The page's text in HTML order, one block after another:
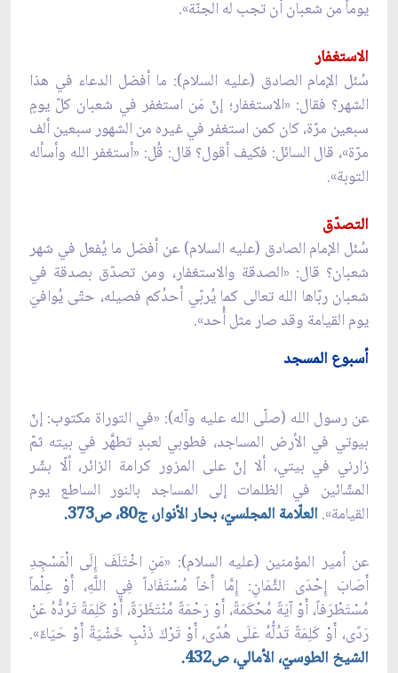
يوماً من شعبان أن تجب له الجنّة».
الاستغفار
سُئل الإمام الصادق (عليه السلام): ما أفضل الدعاء في هذا
الشهر؟ فقال: «الاستغفار؛ إنّ مَن استغفر في شعبان كلّ يومٍ
سبعين مرّة، كان كمن استغفر في غيره من الشهور سبعين ألف
مرّة»، قال السائل: فكيف أقول؟ قال: قُل: «أستغفر الله وأسأله
التوبة».
التصدّق
سُئل الإمام الصادق (عليه السلام) عن أفضل ما يُفعل في شهر
شعبان؟ قال: «الصدقة والاستغفار، ومن تصدّق بصدقة في
شعبان ربّاها الله تعالى كما يُربّي أحدُكم فصيله، حتّى يُوافيَ
يوم القيامة وقد صار مثل أُحد».
أسبوع المسجد
عن رسول الله (صلّى الله عليه وآله): «في التوراة مكتوب: إنّ
بيوتي في الأرض المساجد، فطوبي لعبدٍ تطهَّر في بيته ثمّ
زارني في بيتي، ألا إنّ على المزور كرامة الزائر، ألّا بشّر
المشّائين في الظلمات إلى المساجد بالنور الساطع يوم
القيامة».العلّامة المجلسيّ، بحار الأنوار، ج80، ص373.
عن أمير المؤمنين (عليه السلام): «مَنِ‏ اخْتَلَفَ‏ إِلَى‏ الْمَسْجِدِ
أَصَابَ إِحْدَى الثَّمَانِ: إِمَّا أَخاً مُسْتَفَاداً فِي اللَّهِ، أَوْ عِلْماً
مُسْتَطْرَفاً، أَوْ آيَةً مُحْكَمَةً، أَوْ رَحْمَةً مُنْتَظَرَةً، أَوْ كَلِمَةً تَرُدُّهُ عَنْ
رَدًى، أَوْ كَلِمَةً تَدُلُّهُ عَلَى هُدًى، أَوْ تَرْكَ ذَنْبٍ خَشْيَةً أَوْ حَيَاءً».
الشيخ الطوسيّ، الأمالي، ص432.